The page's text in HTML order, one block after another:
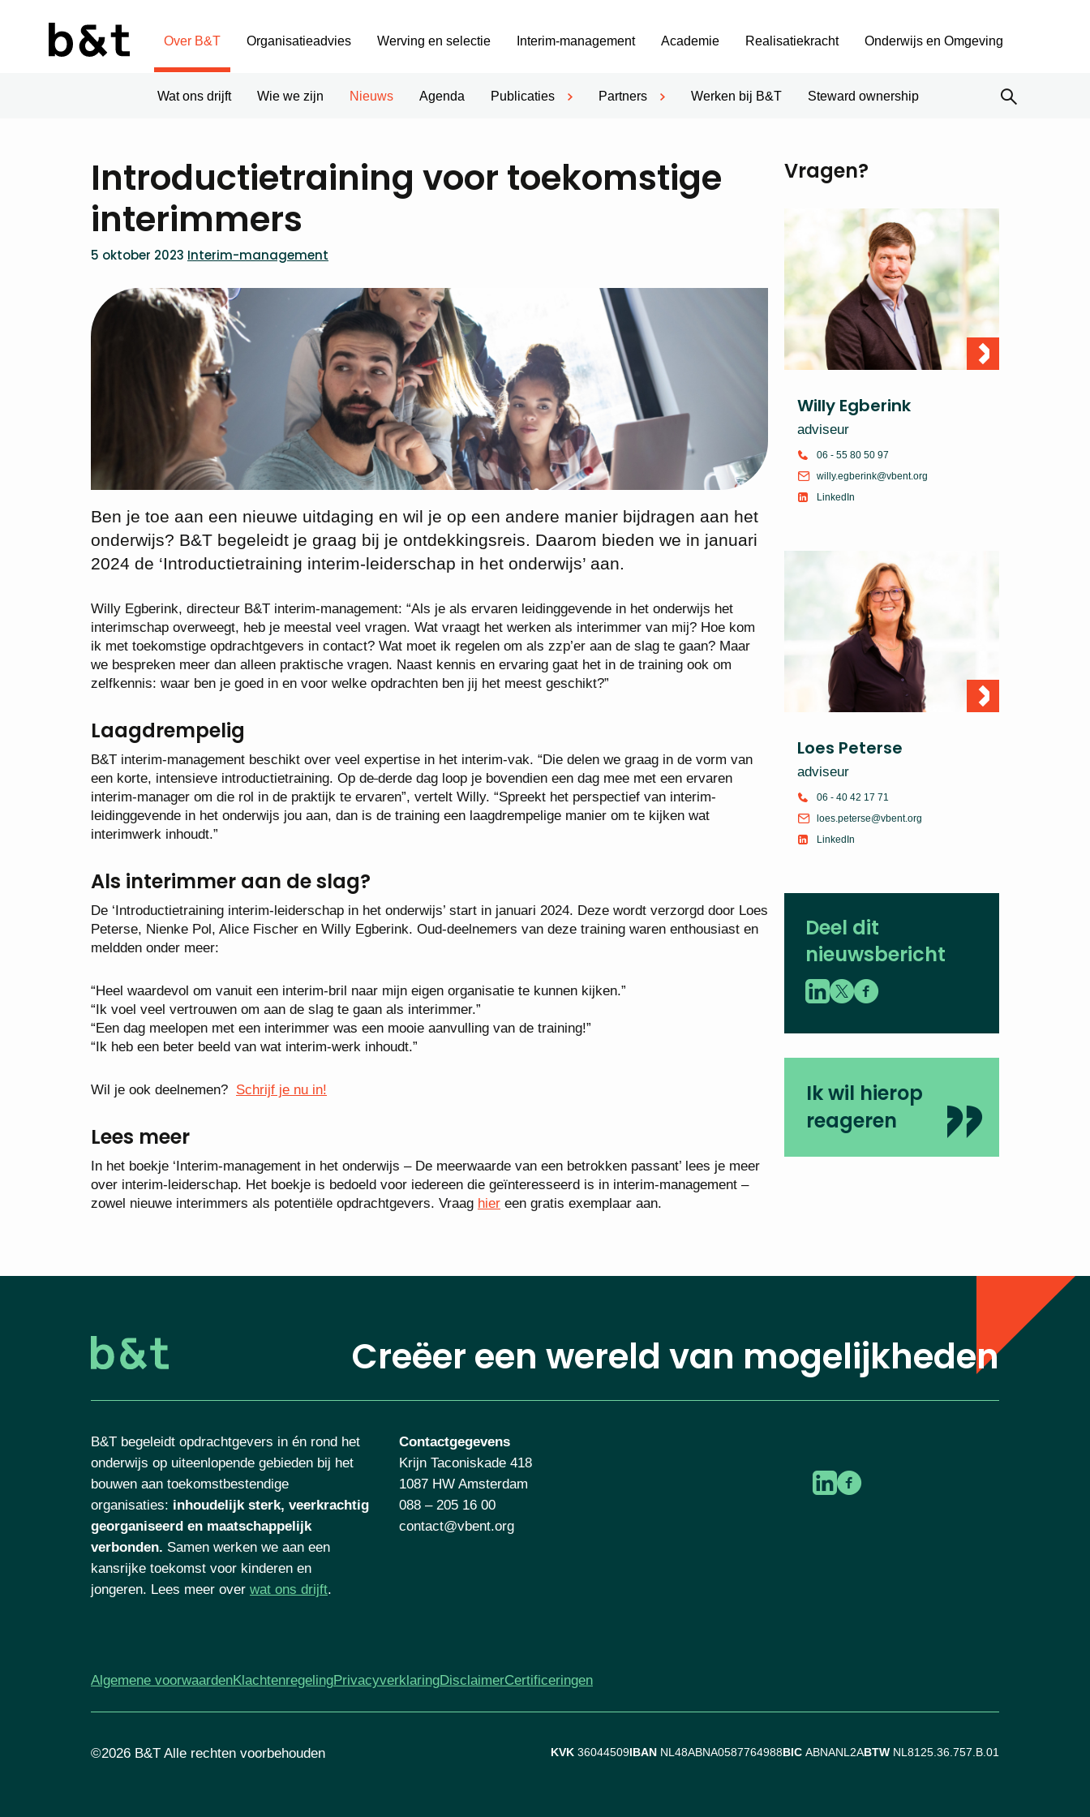
Over B&T
Wat ons drijft Wie we zijn Nieuws Agenda Publicaties Partners Werken bij B&T Steward ownership
Organisatieadvies Werving en selectie Interim-management Academie Realisatiekracht Onderwijs en Omgeving
Introductietraining voor toekomstige
interimmers
5 oktober 2023 Interim-management
Ben je toe aan een nieuwe uitdaging en wil je op een andere manier bijdragen aan het
onderwijs? B&T begeleidt je graag bij je ontdekkingsreis. Daarom bieden we in januari
2024 de ‘Introductietraining interim-leiderschap in het onderwijs’ aan.
Willy Egberink, directeur B&T interim-management: “Als je als ervaren leidinggevende in het onderwijs het
interimschap overweegt, heb je meestal veel vragen. Wat vraagt het werken als interimmer van mij? Hoe kom
ik met toekomstige opdrachtgevers in contact? Wat moet ik regelen om als zzp’er aan de slag te gaan? Maar
we bespreken meer dan alleen praktische vragen. Naast kennis en ervaring gaat het in de training ook om
zelfkennis: waar ben je goed in en voor welke opdrachten ben jij het meest geschikt?”
Laagdrempelig
B&T interim-management beschikt over veel expertise in het interim-vak. “Die delen we graag in de vorm van
een korte, intensieve introductietraining. Op de derde dag loop je bovendien een dag mee met een ervaren
interim-manager om die rol in de praktijk te ervaren”, vertelt Willy. “Spreekt het perspectief van interim-
leidinggevende in het onderwijs jou aan, dan is de training een laagdrempelige manier om te kijken wat
interimwerk inhoudt.”
Als interimmer aan de slag?
De ‘Introductietraining interim-leiderschap in het onderwijs’ start in januari 2024. Deze wordt verzorgd door Loes
Peterse, Nienke Pol, Alice Fischer en Willy Egberink. Oud-deelnemers van deze training waren enthousiast en
meldden onder meer:
“Heel waardevol om vanuit een interim-bril naar mijn eigen organisatie te kunnen kijken.”
“Ik voel veel vertrouwen om aan de slag te gaan als interimmer.”
“Een dag meelopen met een interimmer was een mooie aanvulling van de training!”
“Ik heb een beter beeld van wat interim-werk inhoudt.”
Wil je ook deelnemen? Schrijf je nu in!
Lees meer
In het boekje ‘Interim-management in het onderwijs – De meerwaarde van een betrokken passant’ lees je meer
over interim-leiderschap. Het boekje is bedoeld voor iedereen die geïnteresseerd is in interim-management –
zowel nieuwe interimmers als potentiële opdrachtgevers. Vraag hier een gratis exemplaar aan.
Vragen?
Willy Egberink
adviseur
06 - 55 80 50 97
willy.egberink@vbent.org
LinkedIn
Loes Peterse
adviseur
06 - 40 42 17 71
loes.peterse@vbent.org
LinkedIn
Deel dit
nieuwsbericht
Ik wil hierop
reageren
Creëer een wereld van mogelijkheden
B&T begeleidt opdrachtgevers in én rond het
onderwijs op uiteenlopende gebieden bij het
bouwen aan toekomstbestendige
organisaties: inhoudelijk sterk, veerkrachtig
georganiseerd en maatschappelijk
verbonden. Samen werken we aan een
kansrijke toekomst voor kinderen en
jongeren. Lees meer over wat ons drijft.
Contactgegevens
Krijn Taconiskade 418
1087 HW Amsterdam
088 – 205 16 00
contact@vbent.org
Algemene voorwaardenKlachtenregelingPrivacyverklaringDisclaimerCertificeringen
©2026 B&T Alle rechten voorbehouden KVK 36044509IBAN NL48ABNA0587764988BIC ABNANL2ABTW NL8125.36.757.B.01